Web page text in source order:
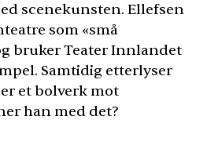
scenekunsten. Ellefsen
som «små
bruker Teater Innlandet
Samtidig etterlyser
et bolverk mot
han med det?